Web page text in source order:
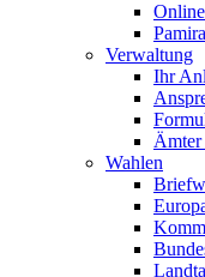
Verwaltung
Ihr
Ämter
Wahlen